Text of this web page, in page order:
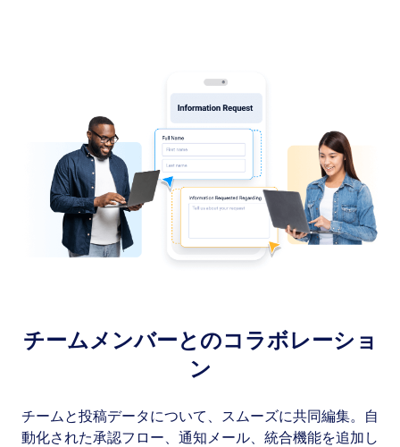
チームメンバーとのコラボレーショ
ン
チームと投稿データについて、スムーズに共同編集。自
動化された承認フロー、通知メール、統合機能を追加し